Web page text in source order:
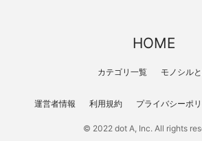
HOME
カテゴリ一覧 モノシル
運営者情報 利用規約 プライバシーポ
© 2022 dot A, Inc. All rights